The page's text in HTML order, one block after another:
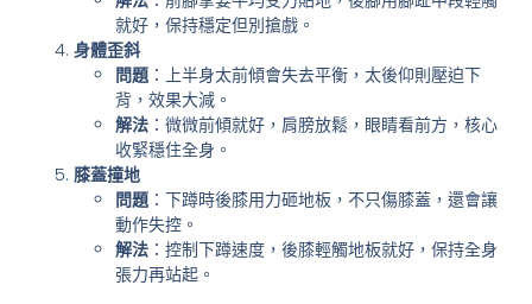
就好，保持穩定但別搶戲。
身體歪斜
問題：上半身太前傾會失去平衡，太後仰則壓迫下
背，效果大減。
解法：微微前傾就好，肩膀放鬆，眼睛看前方，核心
收緊穩住全身。
膝蓋撞地
問題：下蹲時後膝用力砸地板，不只傷膝蓋，還會讓
動作失控。
解法：控制下蹲速度，後膝輕觸地板就好，保持全身
張力再站起。